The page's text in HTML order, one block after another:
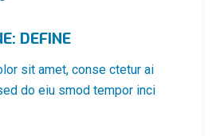
DEFINE
sit amet, conse ctetur ai
do eiu smod tempor inci